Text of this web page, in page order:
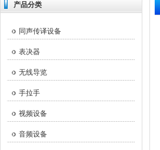
产品分类
同声传译设备
表决器
无线导览
手拉手
视频设备
音频设备